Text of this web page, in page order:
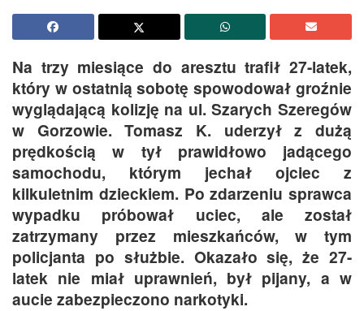
Na trzy miesiące do aresztu trafił 27-latek,
który w ostatnią sobotę spowodował groźnie
wyglądającą kolizję na ul. Szarych Szeregów
w Gorzowie. Tomasz K. uderzył z dużą
prędkością w tył prawidłowo jadącego
samochodu, którym jechał ojciec z
kilkuletnim dzieckiem. Po zdarzeniu sprawca
wypadku próbował uciec, ale został
zatrzymany przez mieszkańców, w tym
policjanta po służbie. Okazało się, że 27-
latek nie miał uprawnień, był pijany, a w
aucie zabezpieczono narkotyki.